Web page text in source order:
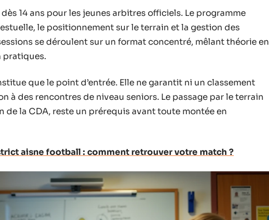
dès 14 ans pour les jeunes arbitres officiels. Le programme
le positionnement sur le terrain et la gestion des
se déroulent sur un format concentré, mêlant théorie en
pratiques.
que le point d’entrée. Elle ne garantit ni un classement
à des rencontres de niveau seniors. Le passage par le terrain
de la CDA, reste un prérequis avant toute montée en
aisne football : comment retrouver votre match ?